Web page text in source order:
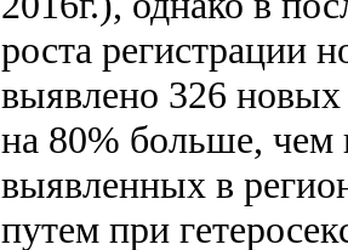
роста регистрации
выявлено 326
на 80% больше, чем
выявленных в
путем при